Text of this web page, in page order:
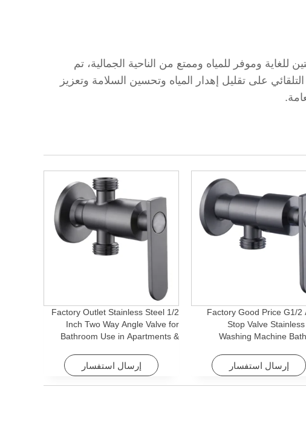
وموفر للمياه وممتع من الناحية الجمالية، تم
على تقليل إهدار المياه وتحسين السلامة وتعزيز
Factory Good Price G1/2
Stop Valve
Washing Machine
إرسال استفسار
Factory Outlet Stainless Steel 1/2
Inch Two Way Angle Valve for
Bathroom Use in Apartments &
إرسال استفسار